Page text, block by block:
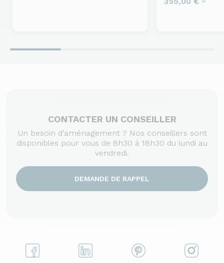
HT
CONTACTER UN CONSEILLER
Un besoin d'aménagement ? Nos conseillers sont
disponibles pour vous de 8h30 à 18h30 du lundi au
vendredi.
DEMANDE DE RAPPEL